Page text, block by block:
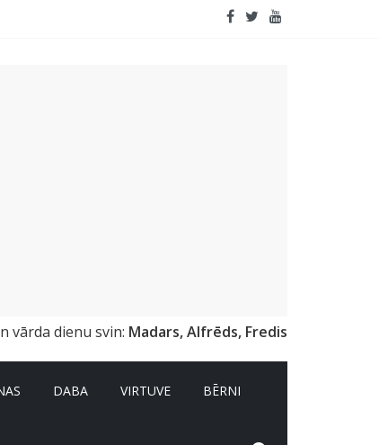
realitāte
vārda dienu svin: Madars, Alfrēds, Fredis
DABA VIRTUVE BĒRNI